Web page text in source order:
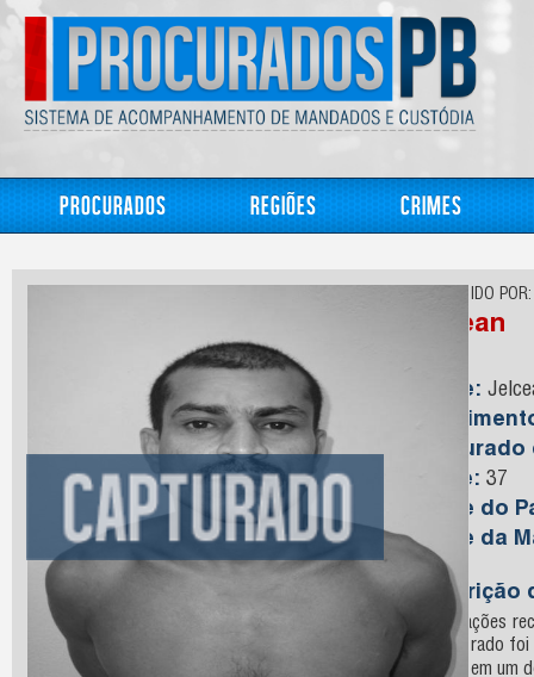
Procurados Regiões Crimes
CONHECIDO POR:
Jocean
Nome:
Idade: 37
Nome do
Nome da
Silva
Descrição
Informações
o procurado
recluso em